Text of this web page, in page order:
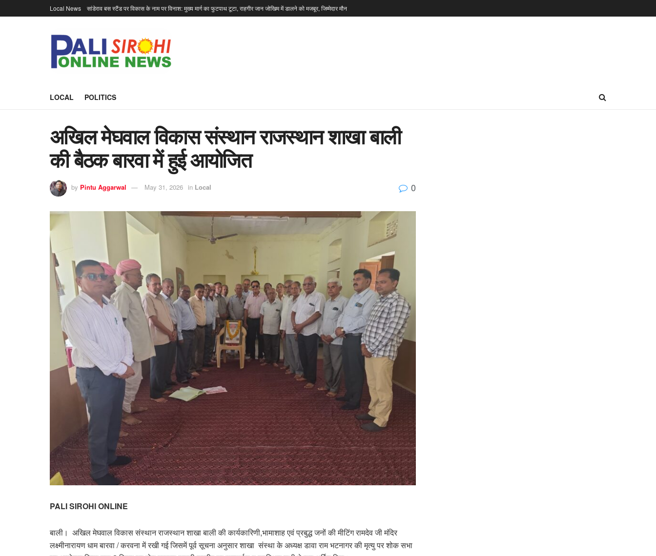
Local News सांडेराव बस स्टैंड पर विकास के नाम पर विनाश: मुख्य मार्ग का फुटपाथ टूटा, राहगीर जान जोखिम में डालने को मजबूर, जिम्मेदार मौन
LOCAL POLITICS
अखिल मेघवाल विकास संस्थान राजस्थान शाखा बाली
की बैठक बारवा में हुई आयोजित
by Pintu Aggarwal May 31, 2026 in Local 0
PALI SIROHI ONLINE
बाली। अखिल मेघवाल विकास संस्थान राजस्थान शाखा बाली की कार्यकारिणी,भामाशाह एवं प्रबुद्ध जनों की मीटिंग रामदेव जी मंदिर
लक्ष्मीनारायण धाम बारवा / करवना में रखी गई जिसमें पूर्व सूचना अनुसार शाखा संस्था के अध्यक्ष डावा राम भटनागर की मृत्यु पर शोक सभा